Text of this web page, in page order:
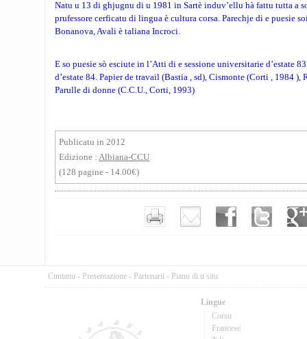
Natu u 13 di ghjugnu di u 1981 in Sartè induv’ellu hà fattu tutta a
prufessore cerficatu di lingua è cultura corsa. Parechje di e puesie
Bonanova, Avali è taliana Incroci.
E so puesie sò esciute in l’Atti di e sessione universitarie d’estate
d’estate 84. Papier de travail (Bastia , sd), Cismonte (Corti , 1984
Parulle di donne (C.C.U., Corti, 1993)
Publicatu in 2012
Edizione : Albiana-CCU
(128 pagine - 14.00€)
Cuntattu - Presentazione - Partenarii - Pianu di u situ
Lingue
Corsu
Francese